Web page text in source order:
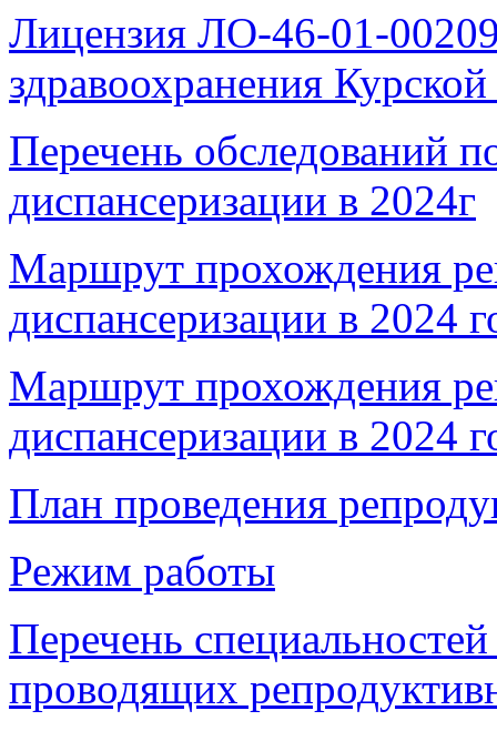
Лицензия ЛО-46-01-
здравоохранения
Перечень обследований
диспансеризации в 2024г
Маршрут прохождения
диспансеризации в 2024
Маршрут прохождения
диспансеризации в 2024
План проведения
Режим работы
Перечень
проводящих